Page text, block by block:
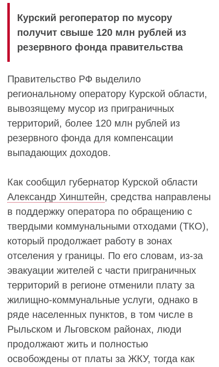
Курский регоператор по мусору
получит свыше 120 млн рублей из
резервного фонда правительства
Правительство РФ выделило
региональному оператору Курской области,
вывозящему мусор из приграничных
территорий, более 120 млн рублей из
резервного фонда для компенсации
выпадающих доходов.
Как сообщил губернатор Курской области
Александр Хинштейн, средства направлены
в поддержку оператора по обращению с
твердыми коммунальными отходами (ТКО),
который продолжает работу в зонах
отселения у границы. По его словам, из-за
эвакуации жителей с части приграничных
территорий в регионе отменили плату за
жилищно-коммунальные услуги, однако в
ряде населенных пунктов, в том числе в
Рыльском и Льговском районах, люди
продолжают жить и полностью
освобождены от платы за ЖКУ, тогда как